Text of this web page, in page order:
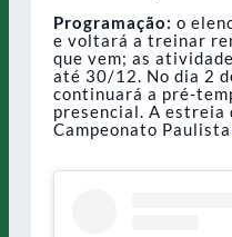
Programação: o
e voltará a treinar
que vem; as
até 30/12. No dia 2
continuará a pré-
presencial. A estreia
Campeonato Paulista